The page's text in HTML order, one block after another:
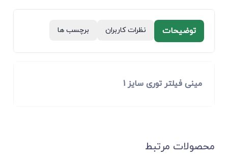
توضیحات نظرات کاربران برچسب ها
ﻣﯿﻨﻰ ﻓﯿﻠﺘﺮ ﺗﻮری سایز 1
محصولات مرتبط